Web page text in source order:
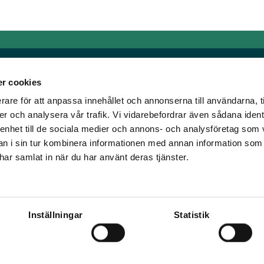
cookies
för att anpassa innehållet och annonserna till användarna,
och analysera vår trafik. Vi vidarebefordrar även sådana
till de sociala medier och annons- och analysföretag som
i sin tur kombinera informationen med annan information
samlat in när du har använt deras tjänster.
Inställningar Statistik
älskar trav!
vi skapat en
Länkar
Allmänna auktionsvillkor
Mobilvy